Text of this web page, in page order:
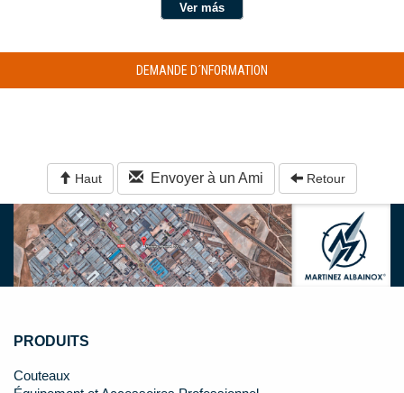
Ver más
DEMANDE D´NFORMATION
Haut Envoyer à un Ami Retour
PRODUITS
Couteaux